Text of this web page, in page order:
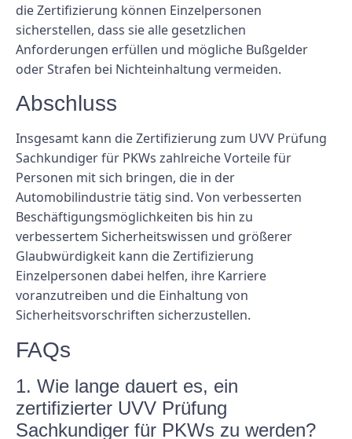
die Zertifizierung können Einzelpersonen
sicherstellen, dass sie alle gesetzlichen
Anforderungen erfüllen und mögliche Bußgelder
oder Strafen bei Nichteinhaltung vermeiden.
Abschluss
Insgesamt kann die Zertifizierung zum UVV Prüfung
Sachkundiger für PKWs zahlreiche Vorteile für
Personen mit sich bringen, die in der
Automobilindustrie tätig sind. Von verbesserten
Beschäftigungsmöglichkeiten bis hin zu
verbessertem Sicherheitswissen und größerer
Glaubwürdigkeit kann die Zertifizierung
Einzelpersonen dabei helfen, ihre Karriere
voranzutreiben und die Einhaltung von
Sicherheitsvorschriften sicherzustellen.
FAQs
1. Wie lange dauert es, ein
zertifizierter UVV Prüfung
Sachkundiger für PKWs zu werden?